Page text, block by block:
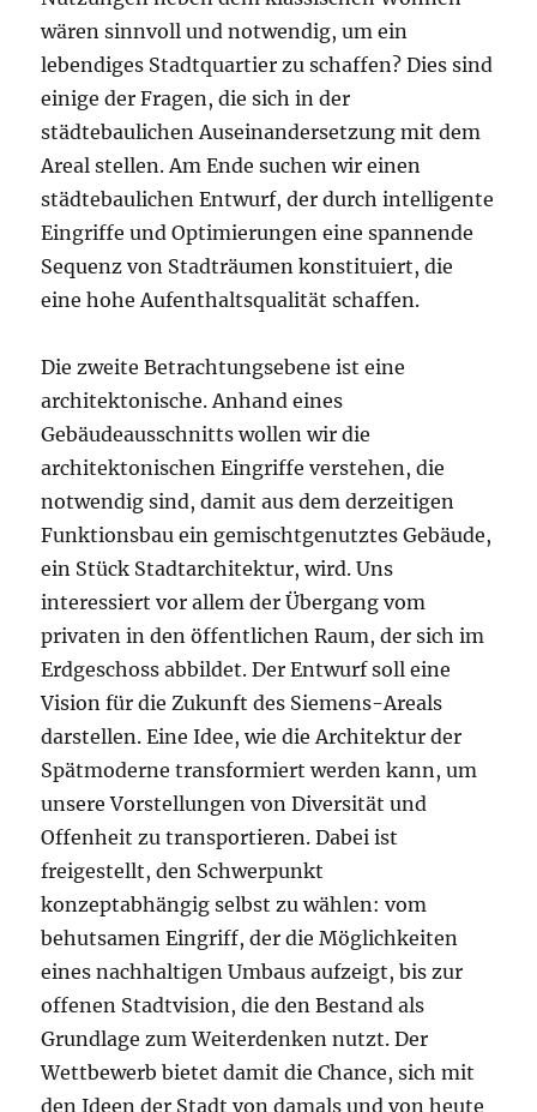
wären sinnvoll und notwendig, um ein
lebendiges Stadtquartier zu schaffen? Dies sind
einige der Fragen, die sich in der
städtebaulichen Auseinandersetzung mit dem
Areal stellen. Am Ende suchen wir einen
städtebaulichen Entwurf, der durch intelligente
Eingriffe und Optimierungen eine spannende
Sequenz von Stadträumen konstituiert, die
eine hohe Aufenthaltsqualität schaffen.
Die zweite Betrachtungsebene ist eine
architektonische. Anhand eines
Gebäudeausschnitts wollen wir die
architektonischen Eingriffe verstehen, die
notwendig sind, damit aus dem derzeitigen
Funktionsbau ein gemischtgenutztes Gebäude,
ein Stück Stadtarchitektur, wird. Uns
interessiert vor allem der Übergang vom
privaten in den öffentlichen Raum, der sich im
Erdgeschoss abbildet. Der Entwurf soll eine
Vision für die Zukunft des Siemens-Areals
darstellen. Eine Idee, wie die Architektur der
Spätmoderne transformiert werden kann, um
unsere Vorstellungen von Diversität und
Offenheit zu transportieren. Dabei ist
freigestellt, den Schwerpunkt
konzeptabhängig selbst zu wählen: vom
behutsamen Eingriff, der die Möglichkeiten
eines nachhaltigen Umbaus aufzeigt, bis zur
offenen Stadtvision, die den Bestand als
Grundlage zum Weiterdenken nutzt. Der
Wettbewerb bietet damit die Chance, sich mit
den Ideen der Stadt von damals und von heute